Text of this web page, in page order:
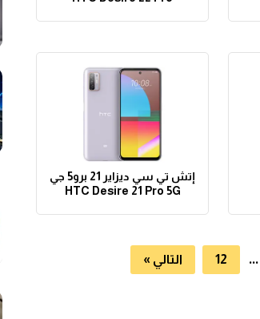
إتش تي سي ديزاير 21 برو5 جي
HTC Desire 21 Pro 5G
…
12 التالي »